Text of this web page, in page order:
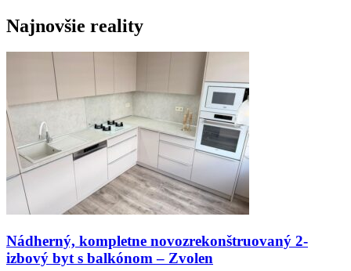
Najnovšie reality
Nádherný, kompletne novozrekonštruovaný 2-
izbový byt s balkónom – Zvolen